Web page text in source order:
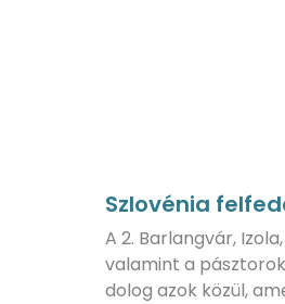
Szlovénia
A 2. Barlangvár,
valamint a
dolog azok közül,